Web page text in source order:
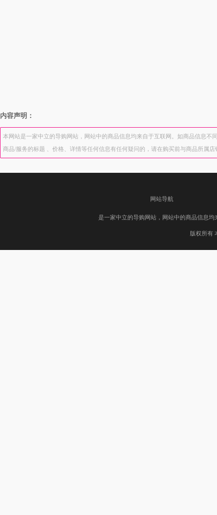
内容声明：
本网站是一家中立的导购网站，网站中的商品信息均来自于互联网。如商品信息
商品/服务的标题 、价格、详情等任何信息有任何疑问的，请在购买前与商品所属
网站导航
是一家中立的导购网站，网站中的商品信息
版权所有